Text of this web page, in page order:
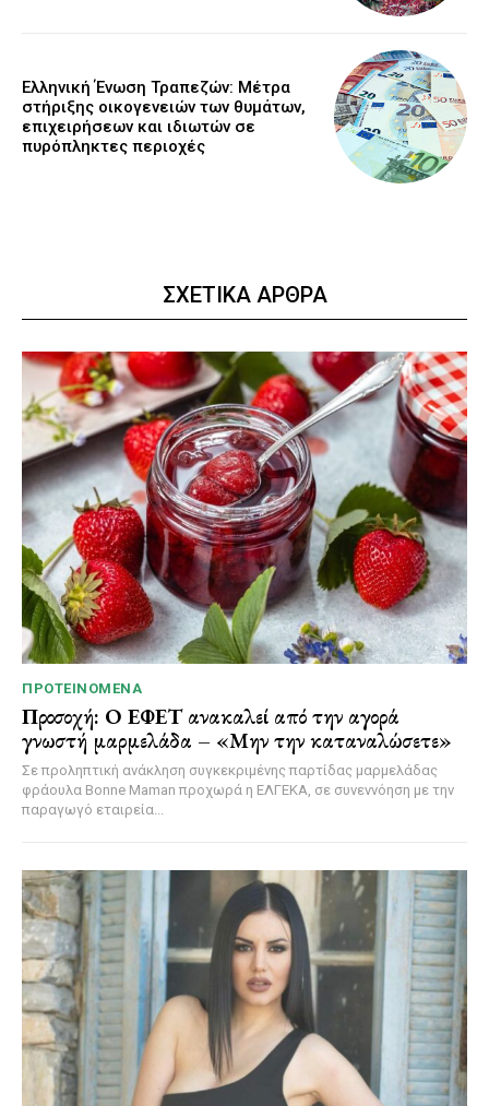
Ελληνική Ένωση Τραπεζών: Μέτρα
στήριξης οικογενειών των θυμάτων,
επιχειρήσεων και ιδιωτών σε
πυρόπληκτες περιοχές
ΣΧΕΤΙΚΑ ΑΡΘΡΑ
ΠΡΟΤΕΙΝΌΜΕΝΑ
Προσοχή: Ο ΕΦΕΤ ανακαλεί από την αγορά
γνωστή μαρμελάδα – «Μην την καταναλώσετε»
Σε προληπτική ανάκληση συγκεκριμένης παρτίδας μαρμελάδας
φράουλα Bonne Maman προχωρά η ΕΛΓΕΚΑ, σε συνεννόηση με την
παραγωγό εταιρεία...